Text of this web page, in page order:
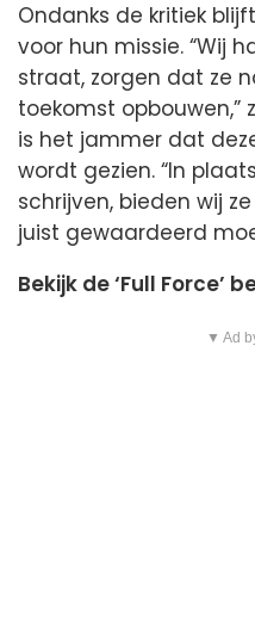
Ondanks de kritiek
voor hun missie. “Wij
straat, zorgen dat ze
toekomst opbouwen,”
is het jammer dat
wordt gezien. “In
schrijven, bieden wij
juist gewaardeerd
Bekijk de ‘Full Force’
▼ Ad